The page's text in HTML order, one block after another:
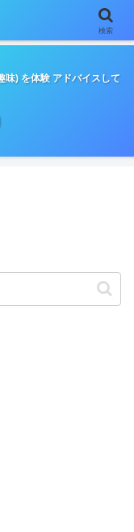
味) を体験 アドバイスして
検索